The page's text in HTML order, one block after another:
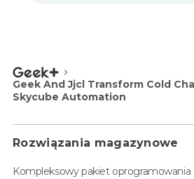
Geek And Jjcl Transform Cold
Skycube Automation
Rozwiązania magazynowe
Kompleksowy pakiet oprogramowania